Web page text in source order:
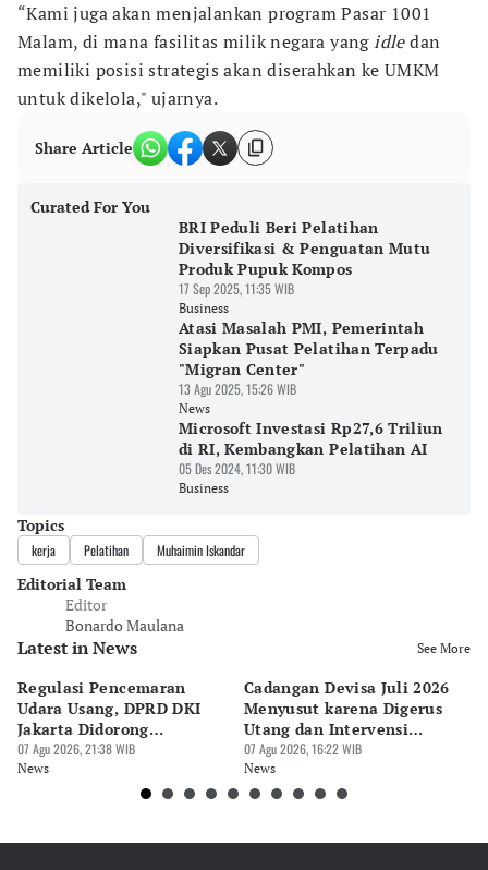
“Kami juga akan menjalankan program Pasar 1001
Malam, di mana fasilitas milik negara yangidledan
memiliki posisi strategis akan diserahkan ke UMKM
untuk dikelola," ujarnya.
Share Article
Curated For You
BRI Peduli Beri Pelatihan
Diversifikasi & Penguatan Mutu
Produk Pupuk Kompos
17 Sep 2025, 11:35 WIB
Business
Atasi Masalah PMI, Pemerintah
Siapkan Pusat Pelatihan Terpadu
"Migran Center"
13 Agu 2025, 15:26 WIB
News
Microsoft Investasi Rp27,6 Triliun
di RI, Kembangkan Pelatihan AI
05 Des 2024, 11:30 WIB
Business
Topics
kerja Pelatihan Muhaimin Iskandar
Editorial Team
Editor
Bonardo Maulana
Latest in News See More
Regulasi Pencemaran
Udara Usang, DPRD DKI
Jakarta Didorong
Prioritaskan Revisi Perda
07 Agu 2026, 21:38 WIB
News
Cadangan Devisa Juli 2026
Menyusut karena Digerus
Utang dan Intervensi
Rupiah
07 Agu 2026, 16:22 WIB
News